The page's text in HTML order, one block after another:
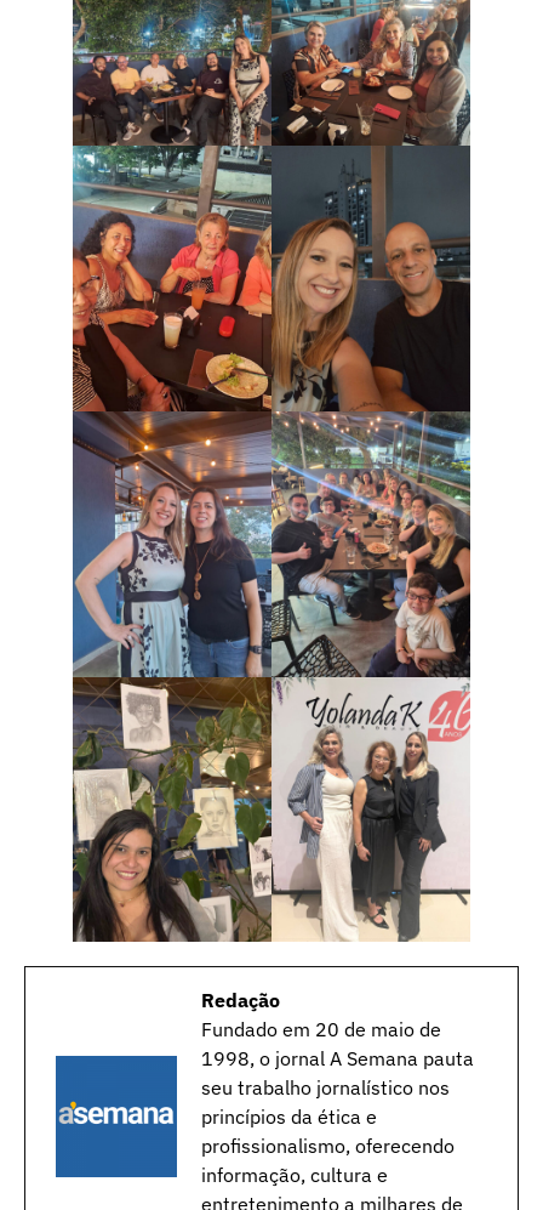
Redação
Fundado em 20 de maio de
1998, o jornal A Semana pauta
seu trabalho jornalístico nos
princípios da ética e
profissionalismo, oferecendo
informação, cultura e
entretenimento a milhares de